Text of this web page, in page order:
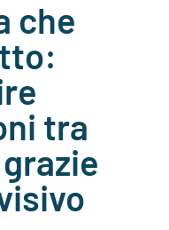
che
tra